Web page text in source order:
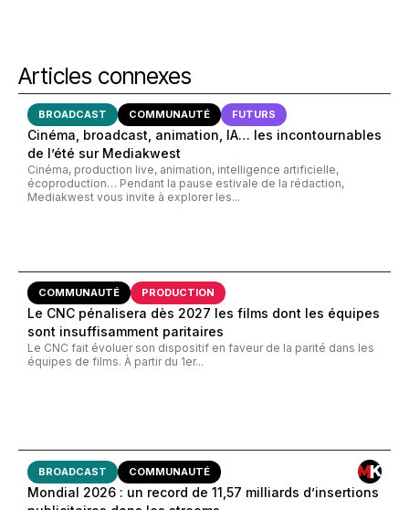
Articles connexes
BROADCAST COMMUNAUTÉ FUTURS
Cinéma, broadcast, animation, IA… les incontournables
de l’été sur Mediakwest
Cinéma, production live, animation, intelligence artificielle,
écoproduction… Pendant la pause estivale de la rédaction,
Mediakwest vous invite à explorer les...
COMMUNAUTÉ PRODUCTION
Le CNC pénalisera dès 2027 les films dont les équipes
sont insuffisamment paritaires
Le CNC fait évoluer son dispositif en faveur de la parité dans les
équipes de films. À partir du 1er...
BROADCAST COMMUNAUTÉ
Mondial 2026 : un record de 11,57 milliards d’insertions